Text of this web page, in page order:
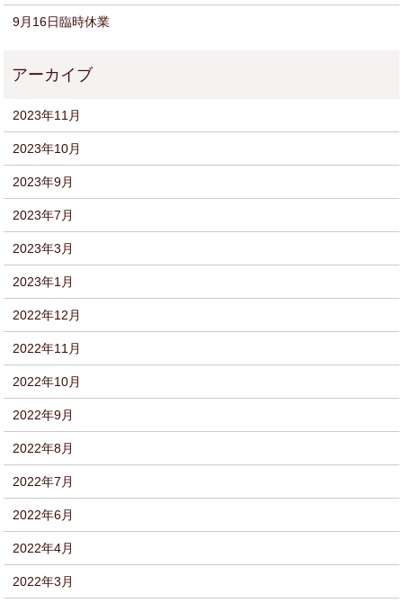
9月16日臨時休業
2023年11月
2023年10月
2023年9月
2023年7月
2023年3月
2023年1月
2022年12月
2022年11月
2022年10月
2022年9月
2022年8月
2022年7月
2022年6月
2022年4月
2022年3月